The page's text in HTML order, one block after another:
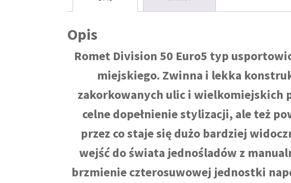
Opis
Romet Division 50 Euro5 typ
miejskiego. Zwinna i lekka
zakorkowanych ulic i wielkomiejskich
celne dopełnienie stylizacji, ale też
przez co staje się dużo bardziej
wejść do świata jednośladów z
brzmienie czterosuwowej jednostki